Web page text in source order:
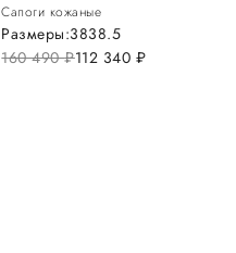
Сапоги кожаные
160 490руб.112 340 руб.
Размеры:3838.5